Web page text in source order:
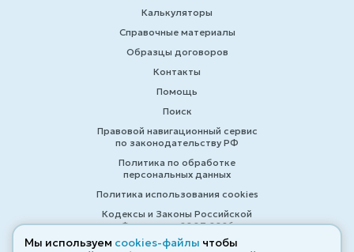
Калькуляторы
Справочные материалы
Образцы договоров
Контакты
Помощь
Поиск
Правовой навигационный сервис
по законодательству РФ
Политика по обработке
персональных данных
Политика использования cookies
Кодексы и Законы Российской
Федерации 2007-2026
Мы используем cookies-файлы чтобы